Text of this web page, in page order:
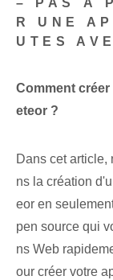
– PAS À
R UNE
UTES
Comment
eteor ?
Dans cet article,
ns la création
eor en
pen source qui
ns Web
our créer votre